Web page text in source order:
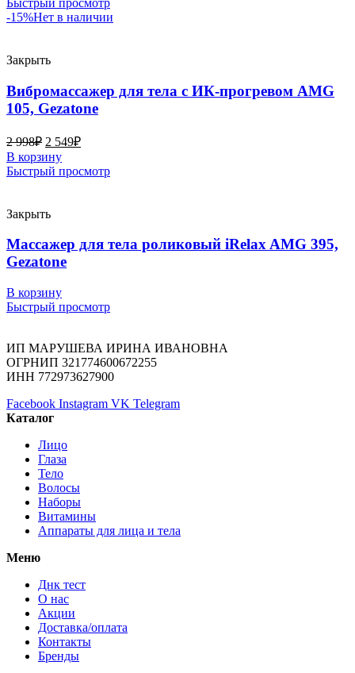
Быстрый просмотр
-15%Нет в наличии
Закрыть
Вибромассажер для тела с ИК-прогревом AMG
105, Gezatone
2 998₽ 2 549₽
В корзину
Быстрый просмотр
Закрыть
Массажер для тела роликовый iRelax AMG 395,
Gezatone
В корзину
Быстрый просмотр
ИП МАРУШЕВА ИРИНА ИВАНОВНА
ОГРНИП 321774600672255
ИНН 772973627900
Facebook Instagram VK Telegram
Каталог
Лицо
Глаза
Тело
Волосы
Наборы
Витамины
Аппараты для лица и тела
Меню
Днк тест
О нас
Акции
Доставка/оплата
Контакты
Бренды